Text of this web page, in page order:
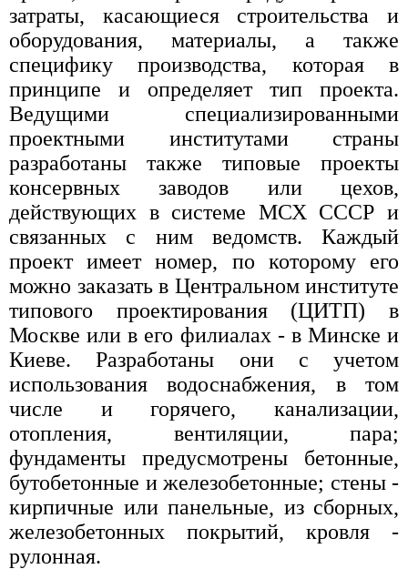
затраты, касающиеся строительства и
оборудования, материалы, а также
специфику производства, которая в
принципе и определяет тип проекта.
Ведущими специализированными
проектными институтами страны
разработаны также типовые проекты
консервных заводов или цехов,
действующих в системе МСХ СССР и
связанных с ним ведомств. Каждый
проект имеет номер, по которому его
можно заказать в Центральном институте
типового проектирования (ЦИТП) в
Москве или в его филиалах - в Минске и
Киеве. Разработаны они с учетом
использования водоснабжения, в том
числе и горячего, канализации,
отопления, вентиляции, пара;
фундаменты предусмотрены бетонные,
бутобетонные и железобетонные; стены -
кирпичные или панельные, из сборных,
железобетонных покрытий, кровля -
рулонная.